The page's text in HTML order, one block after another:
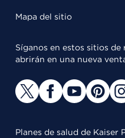
Mapa del sitio
Síganos en estos sitios de
abrirán en una nueva
Planes de salud de Kaiser